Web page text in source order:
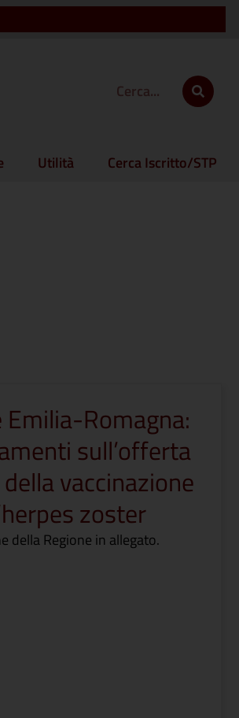
Utilità Cerca Iscritto/STP
Emilia-Romagna:
sull’offerta
vaccinazione
zoster
della Regione in allegato.